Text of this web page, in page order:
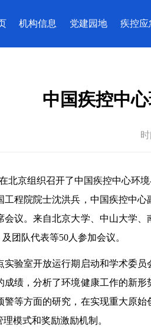
机构信息 党建园地 疾控应
中国疾控中
时
北京组织召开了中国疾控中心环
程院院士沈洪兵，中国疾控中
议。来自北京大学、中山大学
及团队代表等50人参加会议。
验室开放运行期启动和学术委
绩，分析了环境健康工作的新
等方面的研究，在实现重大原
模式和奖励激励机制。